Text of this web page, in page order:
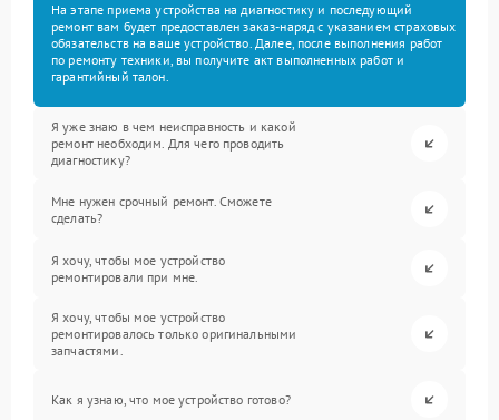
На этапе приема устройства на диагностику и последующий
ремонт вам будет предоставлен заказ-наряд с указанием страховых
обязательств на ваше устройство. Далее, после выполнения работ
по ремонту техники, вы получите акт выполненных работ и
гарантийный талон.
Я уже знаю в чем неисправность и какой
ремонт необходим. Для чего проводить
диагностику?
Мне нужен срочный ремонт. Сможете
сделать?
Я хочу, чтобы мое устройство
ремонтировали при мне.
Я хочу, чтобы мое устройство
ремонтировалось только оригинальными
запчастями.
Как я узнаю, что мое устройство готово?